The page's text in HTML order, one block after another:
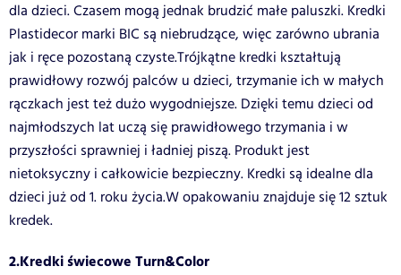
dla dzieci. Czasem mogą jednak brudzić małe paluszki. Kredki
Plastidecor marki BIC są niebrudzące, więc zarówno ubrania
jak i ręce pozostaną czyste.Trójkątne kredki kształtują
prawidłowy rozwój palców u dzieci, trzymanie ich w małych
rączkach jest też dużo wygodniejsze. Dzięki temu dzieci od
najmłodszych lat uczą się prawidłowego trzymania i w
przyszłości sprawniej i ładniej piszą. Produkt jest
nietoksyczny i całkowicie bezpieczny. Kredki są idealne dla
dzieci już od 1. roku życia.W opakowaniu znajduje się 12 sztuk
kredek.
2.Kredki świecowe Turn&Color